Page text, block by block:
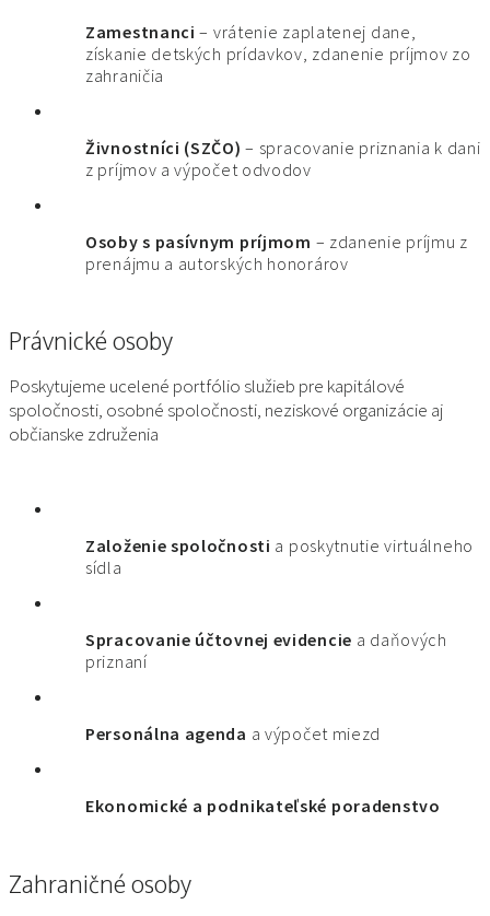
Zamestnanci – vrátenie zaplatenej dane,
získanie detských prídavkov, zdanenie príjmov zo
zahraničia
Živnostníci (SZČO) – spracovanie priznania k dani
z príjmov a výpočet odvodov
Osoby s pasívnym príjmom – zdanenie príjmu z
prenájmu a autorských honorárov
Právnické osoby
Poskytujeme ucelené portfólio služieb pre kapitálové
spoločnosti, osobné spoločnosti, neziskové organizácie aj
občianske združenia
Založenie spoločnosti a poskytnutie virtuálneho
sídla
Spracovanie účtovnej evidencie a daňových
priznaní
Personálna agenda a výpočet miezd
Ekonomické a podnikateľské poradenstvo
Zahraničné osoby